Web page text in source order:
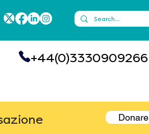
+44(0)3330909266
Donare